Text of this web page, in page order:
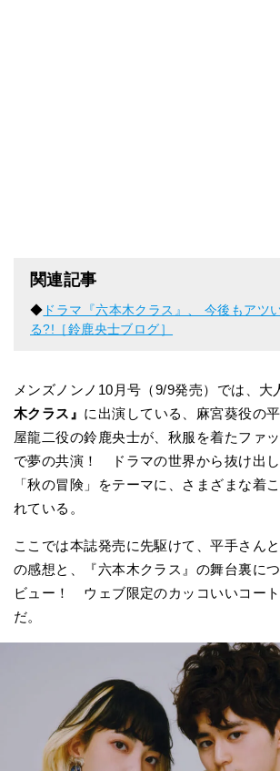
関連記事
◆ ドラマ『六本木クラス』、 今後もアツ
る?!［鈴鹿央士ブログ］
メンズノンノ10月号（9/9発売）では、大
木クラス』 に出演している、麻宮葵役の
屋龍二役の鈴鹿央士が、秋服を着たファ
で夢の共演！ ドラマの世界から抜け出し
「秋の冒険」をテーマに、さまざまな着
れている。
ここでは本誌発売に先駆けて、平手さん
の感想と、『六本木クラス』の舞台裏に
ビュー！ ウェブ限定のカッコいいコー
だ。